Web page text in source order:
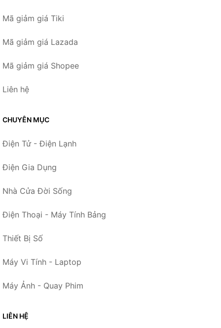
Mã giảm giá Tiki
Mã giảm giá Lazada
Mã giảm giá Shopee
Liên hệ
CHUYÊN MỤC
Điện Tử - Điện Lạnh
Điện Gia Dụng
Nhà Cửa Đời Sống
Điện Thoại - Máy Tính Bảng
Thiết Bị Số
Máy Vi Tính - Laptop
Máy Ảnh - Quay Phim
LIÊN HỆ